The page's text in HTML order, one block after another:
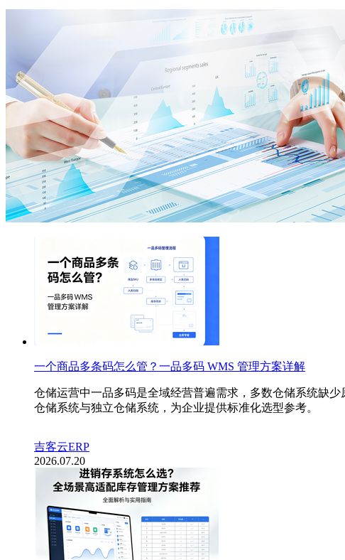
一个商品多条码怎么管？一品多码 WMS 管理方案详解
仓储运营中一品多码是全域经营普遍需求，多数仓储系统缺
仓储系统与独立仓储系统，为企业提供标准化选型参考。
吉客云ERP
2026.07.20